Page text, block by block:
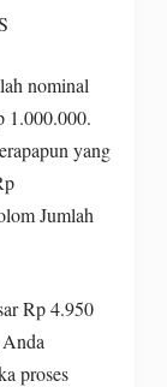
nominal
1.000.000.
yang
Jumlah
Rp 4.950
proses